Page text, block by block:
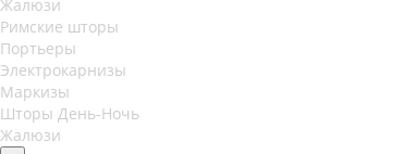
Жалюзи
Римские шторы
Портьеры
Электрокарнизы
Маркизы
Шторы День-Ночь
Жалюзи